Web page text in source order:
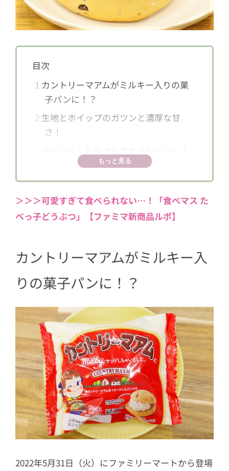
目次
1 カントリーマアムがミルキー入りの菓
子パンに！？
2 生地とホイップのガツンと濃厚な甘
さ！
もっと見る
＞＞＞可愛すぎて食べられない…！「食べマス た
べっ子どうぶつ」【ファミマ新商品ルポ】
カントリーマアムがミルキー入
りの菓子パンに！？
2022年5月31日（火）にファミリーマートから登場